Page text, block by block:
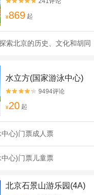
¥869 起
水立方(国家游泳中心)

 9494评论
¥20 起
心)门票成人票
心)门票儿童票
北京石景山游乐园(4A)